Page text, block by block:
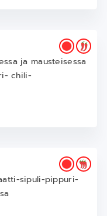
ja mausteisessa
chili-
sipuli-pippuri-